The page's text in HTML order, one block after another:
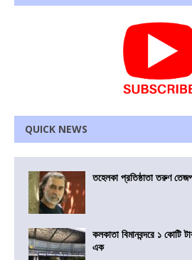
QUICK NEWS
তহেলকা প্রতিষ্ঠাতা তরুণ
কলকাতা বিমানবন্দরে ১ কোটি
এক